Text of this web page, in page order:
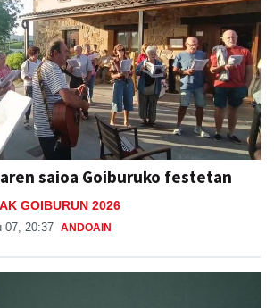
saioa Goiburuko festetan
GOIBURUN 2026
07, 20:37 ANDOAIN